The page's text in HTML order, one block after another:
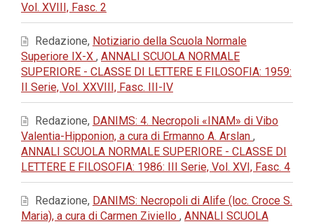
Vol. XVIII, Fasc. 2
Redazione, Notiziario della Scuola Normale
Superiore IX-X , ANNALI SCUOLA NORMALE
SUPERIORE - CLASSE DI LETTERE E FILOSOFIA: 1959:
II Serie, Vol. XXVIII, Fasc. III-IV
Redazione, DANIMS: 4. Necropoli «INAM» di Vibo
Valentia-Hipponion, a cura di Ermanno A. Arslan ,
ANNALI SCUOLA NORMALE SUPERIORE - CLASSE DI
LETTERE E FILOSOFIA: 1986: III Serie, Vol. XVI, Fasc. 4
Redazione, DANIMS: Necropoli di Alife (loc. Croce S.
Maria), a cura di Carmen Ziviello , ANNALI SCUOLA